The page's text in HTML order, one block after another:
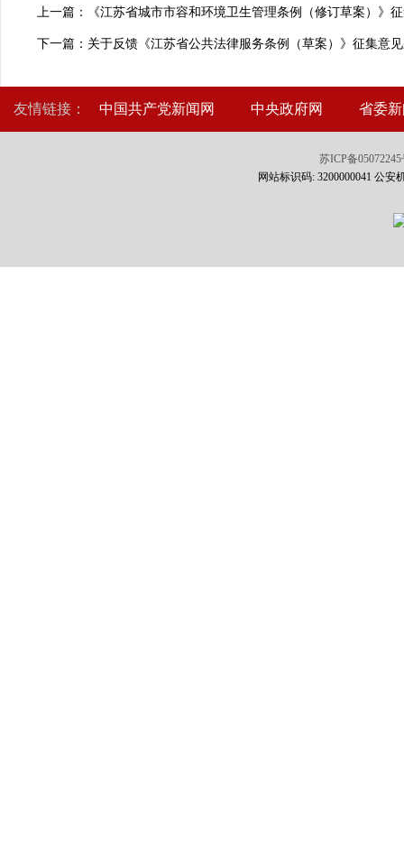
上一篇：《江苏省城市市容和环境卫生管理条例（修订草案）》
下一篇：关于反馈《江苏省公共法律服务条例（草案）》征集意
友情链接： 中国共产党新闻网 中央政府网 省委
苏ICP备05072245
网站标识码: 3200000041 公安